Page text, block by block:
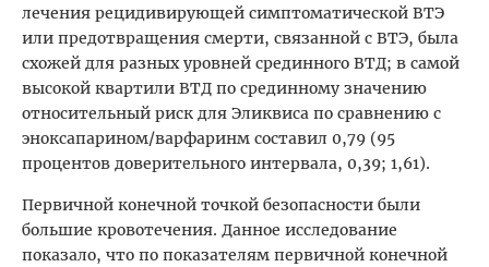
лечения рецидивирующей симптоматической ВТЭ
или предотвращения смерти, связанной с ВТЭ, была
схожей для разных уровней срединного ВТД; в самой
высокой квартили ВТД по срединному значению
относительный риск для Эликвиса по сравнению с
эноксапарином/варфаринм составил 0,79 (95
процентов доверительного интервала, 0,39; 1,61).
Первичной конечной точкой безопасности были
большие кровотечения. Данное исследование
показало, что по показателям первичной конечной